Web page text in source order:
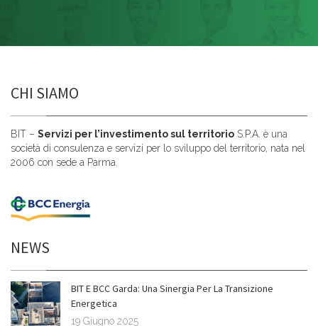
CHI SIAMO
BIT – Servizi per l’investimento sul territorio S.P.A. è una
società di consulenza e servizi per lo sviluppo del territorio, nata nel
2006 con sede a Parma.
NEWS
BIT E BCC Garda: Una Sinergia Per La Transizione
Energetica
19 Giugno 2025